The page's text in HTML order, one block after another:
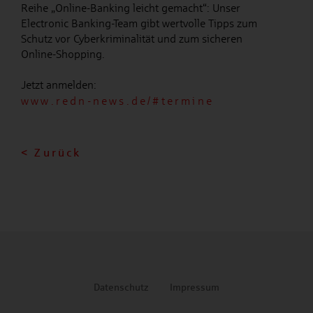
Reihe „Online-Banking leicht gemacht“: Unser
Electronic Banking-Team gibt wertvolle Tipps zum
Schutz vor Cyberkriminalität und zum sicheren
Online-Shopping.
Jetzt anmelden:
www.redn-news.de/#termine
< Zurück
Datenschutz Impressum